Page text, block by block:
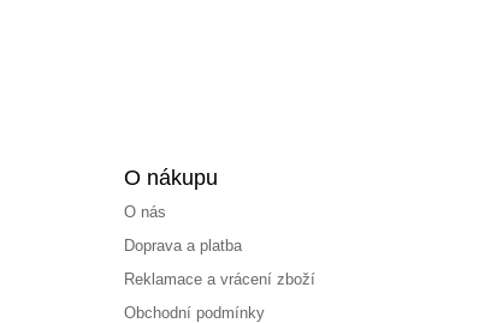
O nákupu
O nás
Doprava a platba
Reklamace a vrácení zboží
Obchodní podmínky